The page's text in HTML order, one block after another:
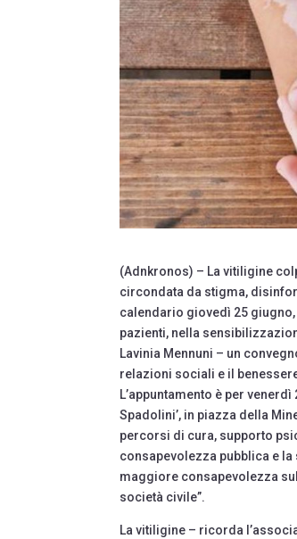
(Adnkronos) – La vitiligine
circondata da stigma,
calendario giovedì 25
pazienti, nella
Lavinia Mennuni – un
relazioni sociali e il
L’appuntamento è per
Spadolini’, in piazza della
percorsi di cura, supporto
consapevolezza pubblica e
maggiore consapevolezza
società civile”.
La vitiligine – ricorda